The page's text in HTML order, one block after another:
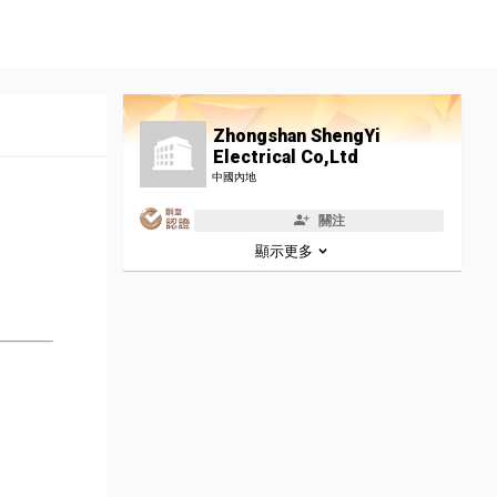
Zhongshan ShengYi
Electrical Co,Ltd
中國內地
關注
顯示更多